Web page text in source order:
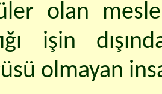
olan
işin
olmayan